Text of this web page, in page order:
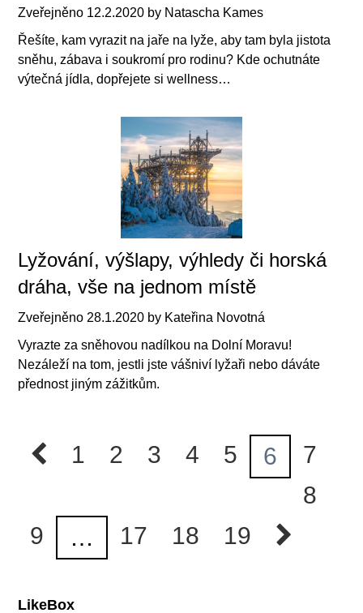
Zveřejněno 12.2.2020 by Natascha Kames
Řešíte, kam vyrazit na jaře na lyže, aby tam byla jistota
sněhu, zábava i soukromí pro rodinu? Kde ochutnáte
výtečná jídla, dopřejete si wellness…
Lyžování, výšlapy, výhledy či horská
dráha, vše na jednom místě
Zveřejněno 28.1.2020 by Kateřina Novotná
Vyrazte za sněhovou nadílkou na Dolní Moravu!
Nezáleží na tom, jestli jste vášniví lyžaři nebo dáváte
přednost jiným zážitkům.
1 2 3 4 5 6
7
8
9
… 17 18 19
LikeBox